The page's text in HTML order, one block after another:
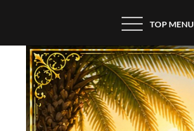
content
TOP MENU